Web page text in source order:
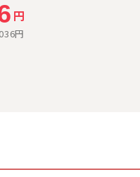
円
円